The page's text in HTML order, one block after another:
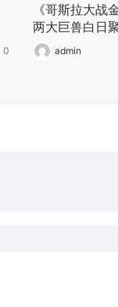
0
《哥斯拉大战
两大巨兽白日
admin